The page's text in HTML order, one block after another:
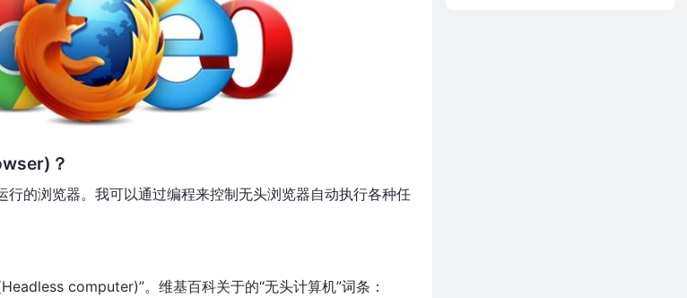
？
的浏览器。我可以通过编程来控制无头浏览器自动执行各种任
computer)”。维基百科关于的“无头计算机”词条：